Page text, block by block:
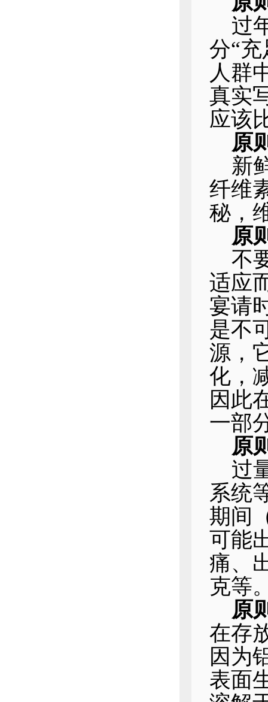
过
分“
人群
真实
应该
原
新
纤维
秘，
原
不
适应
宴请
是不
源，
化，
因此
一部
原
过
系统
期间
可能
痛、
克等
原
在存
因为
表面